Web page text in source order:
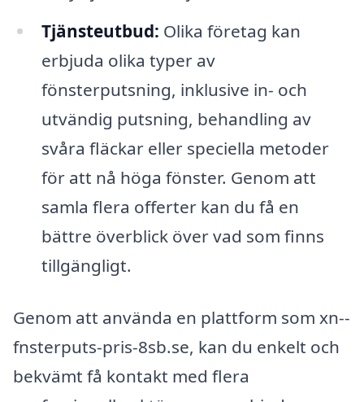
Tjänsteutbud: Olika företag kan
erbjuda olika typer av
fönsterputsning, inklusive in- och
utvändig putsning, behandling av
svåra fläckar eller speciella metoder
för att nå höga fönster. Genom att
samla flera offerter kan du få en
bättre överblick över vad som finns
tillgängligt.
Genom att använda en plattform som xn--
fnsterputs-pris-8sb.se, kan du enkelt och
bekvämt få kontakt med flera